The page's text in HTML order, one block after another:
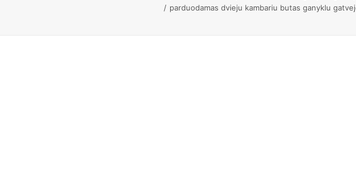
parduodamas dvieju kambariu butas ganyklu